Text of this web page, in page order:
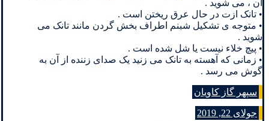
آن ، می شوید .
• تانک ازت در حال عرق ریختن است .
• متوجه ی تشکیل شبنم اطراف بخش گردن مانند تانک می
شوید .
• پیچ خلاء نیست یا شل شده است .
• زمانی که آهسته به تانک می زنید یک صدای زننده از آن به
گوش می رسد .
سپهر گاز کاویان
جولای 22, 2019